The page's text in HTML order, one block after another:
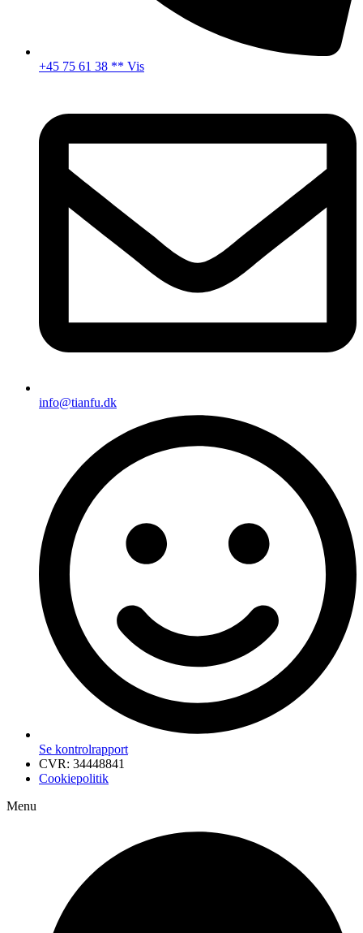
+45 75 61 38 ** Vis
info@tianfu.dk
Se kontrolrapport
CVR: 34448841
Cookiepolitik
Menu